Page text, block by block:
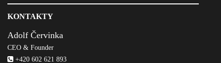
KONTAKTY
Adolf Červinka
CEO & Founder
+420 602 621 893